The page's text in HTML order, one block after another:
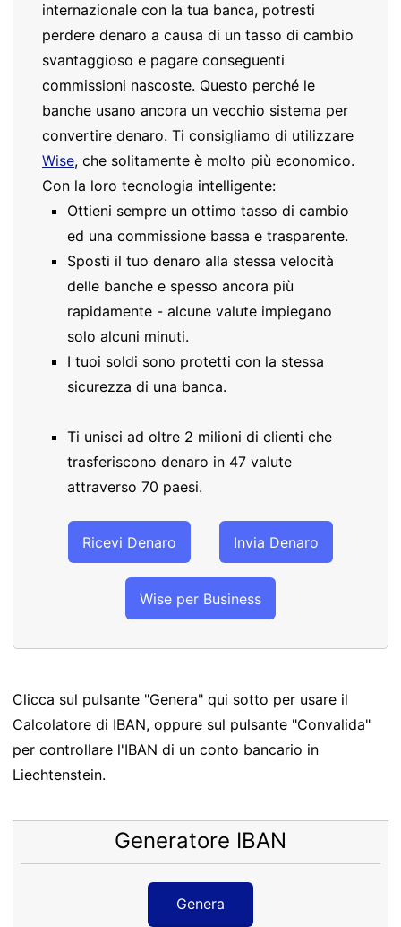
internazionale con la tua banca, potresti
perdere denaro a causa di un tasso di cambio
svantaggioso e pagare conseguenti
commissioni nascoste. Questo perché le
banche usano ancora un vecchio sistema per
convertire denaro. Ti consigliamo di utilizzare
Wise, che solitamente è molto più economico.
Con la loro tecnologia intelligente:
Ottieni sempre un ottimo tasso di cambio
ed una commissione bassa e trasparente.
Sposti il tuo denaro alla stessa velocità
delle banche e spesso ancora più
rapidamente - alcune valute impiegano
solo alcuni minuti.
I tuoi soldi sono protetti con la stessa
sicurezza di una banca.
Ti unisci ad oltre 2 milioni di clienti che
trasferiscono denaro in 47 valute
attraverso 70 paesi.
Ricevi Denaro Invia Denaro
Wise per Business
Clicca sul pulsante "Genera" qui sotto per usare il
Calcolatore di IBAN, oppure sul pulsante "Convalida"
per controllare l'IBAN di un conto bancario in
Liechtenstein.
Generatore IBAN
Genera